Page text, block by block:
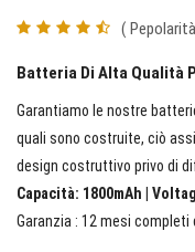
(
Batteria Di Alta Qualità
Garantiamo le nostre
quali sono costruite, ciò
design costruttivo privo di
Capacità: 1800mAh |
Garanzia : 12 mesi completi